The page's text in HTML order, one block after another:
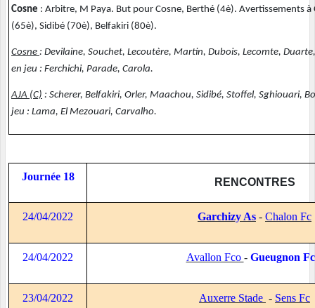
Cosne : Arbitre, M Paya. But pour Cosne, Berthé (4è). Avertissements
(65è), Sidibé (70è), Belfakiri (80è).
Cosne : Devilaine, Souchet, Lecoutère, Martin, Dubois, Lecomte,
en jeu : Ferchichi, Parade, Carola.
AJA (C) : Scherer, Belfakiri, Orler, Maachou, Sidibé, Stoffel, Sghiouari,
jeu : Lama, El Mezouari, Carvalho.
Journée 18 RENCONTRES
24/04/2022 Garchizy As - Chalon Fc
24/04/2022 Avallon Fco - Gueugnon
23/04/2022 Auxerre Stade - Sens Fc